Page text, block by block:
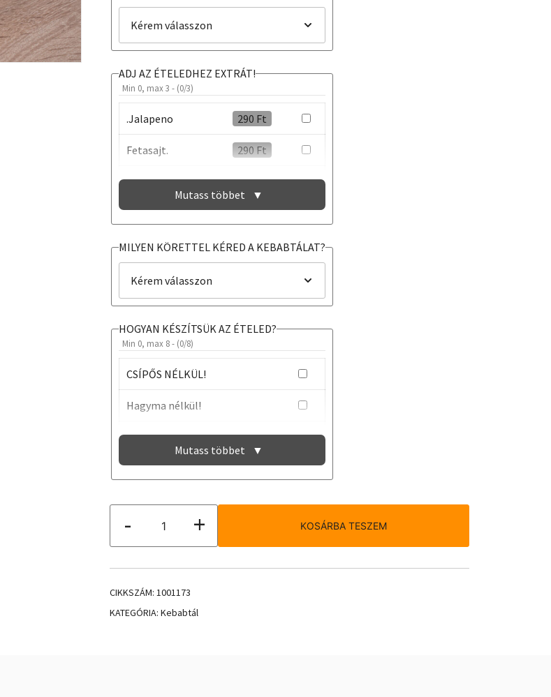
ADJ AZ ÉTELEDHEZ EXTRÁT!
Min 0, max 3 - (0/3)
.Jalapeno 290 Ft
Fetasajt. 290Ft
Oliva bogyó 290Ft
EXTRA SZÓSZ 290Ft
Mutass többet ▼
MILYEN KÖRETTEL KÉRED A KEBABTÁLAT?
HOGYAN KÉSZÍTSÜK AZ ÉTELED?
Min 0, max 8 - (0/8)
CSÍPŐS NÉLKÜL!
Hagyma nélkül!
Uborka nélkül!
Paradicsom nélkül!
Saláta nélkül!
Mutass többet ▼
-
kebab
tál
+ KOSÁRBA TESZEM
CIKKSZÁM: 1001173
KATEGÓRIA: Kebabtál